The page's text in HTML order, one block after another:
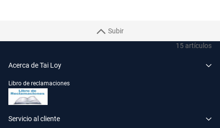
15 artículos
Subir
Acerca de Tai Loy
Libro de reclamaciones
Servicio al cliente